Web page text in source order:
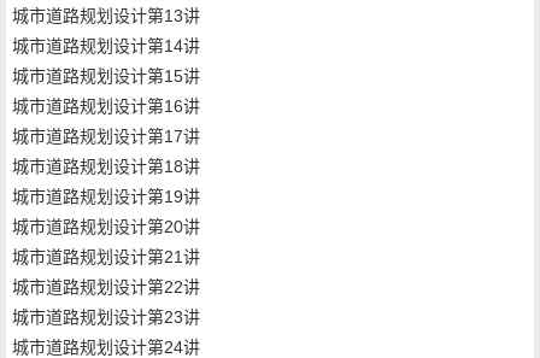
城市道路规划设计第13讲
城市道路规划设计第14讲
城市道路规划设计第15讲
城市道路规划设计第16讲
城市道路规划设计第17讲
城市道路规划设计第18讲
城市道路规划设计第19讲
城市道路规划设计第20讲
城市道路规划设计第21讲
城市道路规划设计第22讲
城市道路规划设计第23讲
城市道路规划设计第24讲